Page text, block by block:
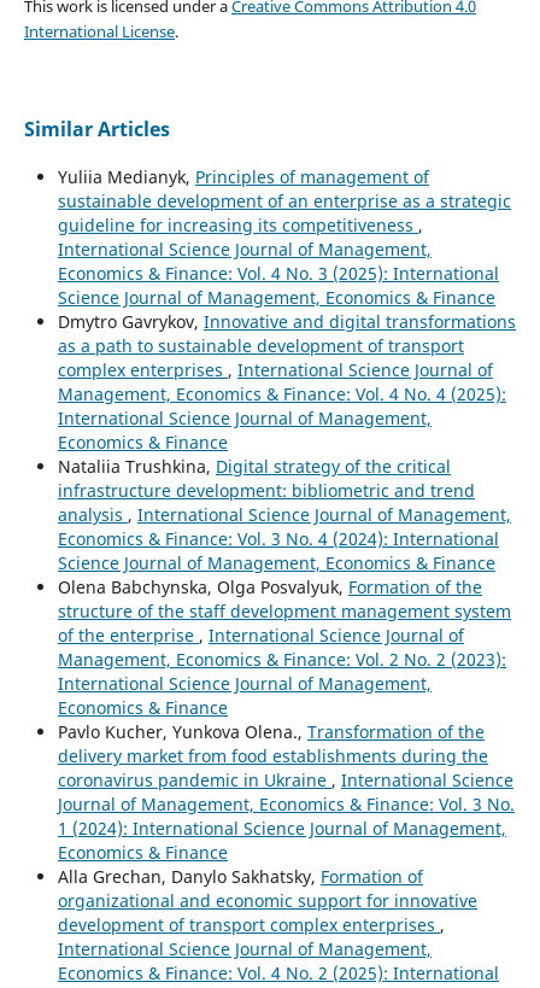
This work is licensed under aCreative Commons Attribution 4.0
International License.
Similar Articles
Yuliia Medianyk, Principles of management of
sustainable development of an enterprise as a strategic
guideline for increasing its competitiveness ,
International Science Journal of Management,
Economics & Finance: Vol. 4 No. 3 (2025): International
Science Journal of Management, Economics & Finance
Dmytro Gavrykov, Innovative and digital transformations
as a path to sustainable development of transport
complex enterprises , International Science Journal of
Management, Economics & Finance: Vol. 4 No. 4 (2025):
International Science Journal of Management,
Economics & Finance
Nataliia Trushkina, Digital strategy of the critical
infrastructure development: bibliometric and trend
analysis , International Science Journal of Management,
Economics & Finance: Vol. 3 No. 4 (2024): International
Science Journal of Management, Economics & Finance
Olena Babchynska, Olga Posvalyuk, Formation of the
structure of the staff development management system
of the enterprise , International Science Journal of
Management, Economics & Finance: Vol. 2 No. 2 (2023):
International Science Journal of Management,
Economics & Finance
Pavlo Kucher, Yunkova Olena., Transformation of the
delivery market from food establishments during the
coronavirus pandemic in Ukraine , International Science
Journal of Management, Economics & Finance: Vol. 3 No.
1 (2024): International Science Journal of Management,
Economics & Finance
Alla Grechan, Danylo Sakhatsky, Formation of
organizational and economic support for innovative
development of transport complex enterprises ,
International Science Journal of Management,
Economics & Finance: Vol. 4 No. 2 (2025): International